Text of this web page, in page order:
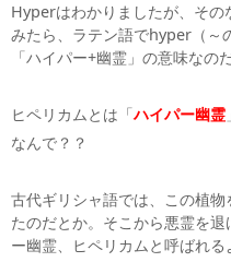
Hyperはわかりましたが、その
みたら、ラテン語でhyper（～
「ハイパー+幽霊」の意味なの
ヒペリカムとは「ハイパー幽霊
なんで？？
古代ギリシャ語では、この植
たのだとか。そこから悪霊を
ー幽霊、ヒペリカムと呼ばれる